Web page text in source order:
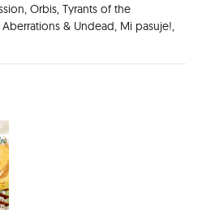
Orbis, Tyrants of the
& Undead, Mi pasuje!,